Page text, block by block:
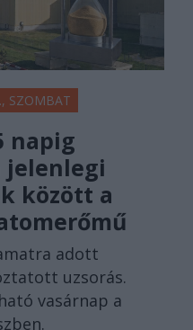
SZOMBAT
napig
jelenlegi
között a
adott
uzsorás.
vasárnap a